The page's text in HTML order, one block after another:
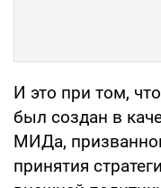
И это при том,
был создан в
МИДа,
принятия